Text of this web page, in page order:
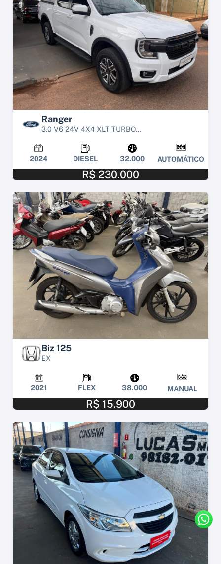
Ranger
3.0 V6 24V 4X4 XLT TURBO...
2024 DIESEL 32.000 AUTOMÁTICO
R$ 230.000
Biz 125
EX
2021 FLEX 38.000 MANUAL
R$ 15.900